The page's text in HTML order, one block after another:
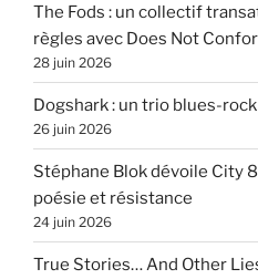
The Fods : un collectif
règles avec Does Not
28 juin 2026
Dogshark : un trio blues-
26 juin 2026
Stéphane Blok dévoile City
poésie et résistance
24 juin 2026
True Stories… And Other